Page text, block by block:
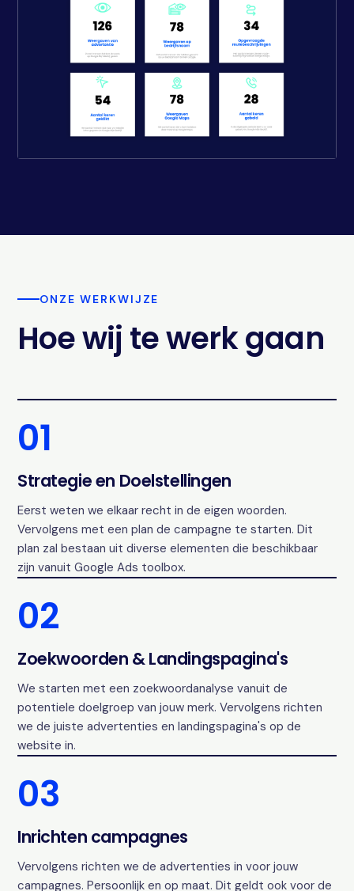
ONZE WERKWIJZE
Hoe wij te werk gaan
01
Strategie en Doelstellingen
Eerst weten we elkaar recht in de eigen woorden.
Vervolgens met een plan de campagne te starten. Dit
plan zal bestaan uit diverse elementen die beschikbaar
zijn vanuit Google Ads toolbox.
02
Zoekwoorden & Landingspagina's
We starten met een zoekwoordanalyse vanuit de
potentiele doelgroep van jouw merk. Vervolgens richten
we de juiste advertenties en landingspagina's op de
website in.
03
Inrichten campagnes
Vervolgens richten we de advertenties in voor jouw
campagnes. Persoonlijk en op maat. Dit geldt ook voor de